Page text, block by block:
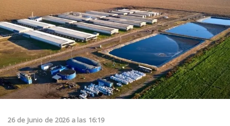
26 de Junio de 2026 a las 16:19